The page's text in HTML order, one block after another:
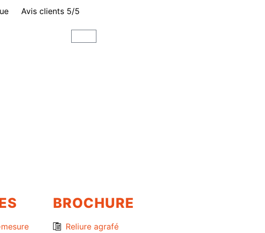
Avis clients 5/5
BROCHURE
Reliure agrafé